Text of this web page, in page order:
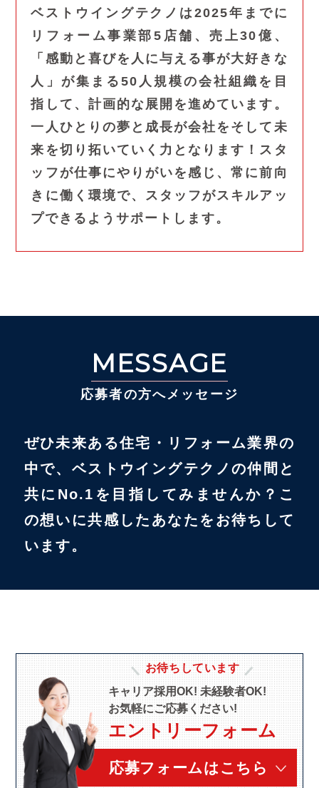
ベストウイングテクノは2025年までに
リフォーム事業部5店舗、売上30億、
「感動と喜びを人に与える事が大好きな
人」が集まる50人規模の会社組織を目
指して、計画的な展開を進めています。
一人ひとりの夢と成長が会社をそして未
来を切り拓いていく力となります！スタ
ッフが仕事にやりがいを感じ、常に前向
きに働く環境で、スタッフがスキルアッ
プできるようサポートします。
MESSAGE
応募者の方へメッセージ
ぜひ未来ある住宅・リフォーム業界の
中で、ベストウイングテクノの仲間と
共にNo.1を目指してみませんか？こ
の想いに共感したあなたをお待ちして
います。
お待ちしています
キャリア採用OK! 未経験者OK!
お気軽にご応募ください!
エントリーフォーム
応募フォームはこちら